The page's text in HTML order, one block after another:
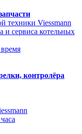
техники Viessmann
и сервиса котельных
контролёра